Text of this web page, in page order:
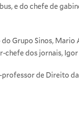
e do chefe de
Grupo Sinos, Mario
chefe dos jornais,
de Direito